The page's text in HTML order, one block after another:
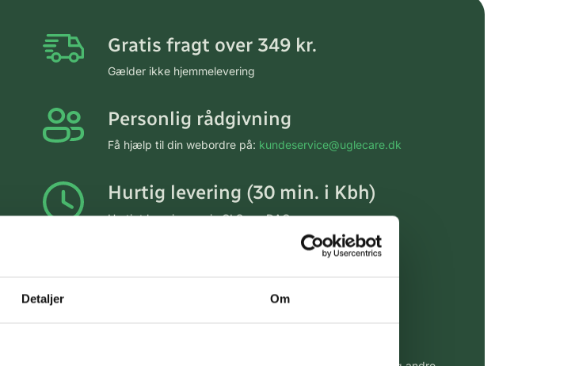
Detaljer Om
Gratis fragt over 349 kr.
Gælder ikke hjemmelevering
Personlig rådgivning
Få hjælp til din webordre på: kundeservice@uglecare.dk
Hurtig levering (30 min. i Kbh)
Hurtigt leveringen via GLS, og DAO
*Gælder ikke ernæringsprodukter.